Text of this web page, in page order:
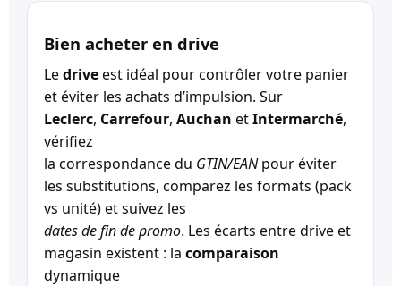
Bien acheter en drive
Ledriveest idéal pour contrôler votre panier
et éviter les achats d’impulsion. Sur
Leclerc, Carrefour, Auchan etIntermarché,
vérifiez
la correspondance du GTIN/EANpour éviter
les substitutions, comparez les formats (pack
vs unité) et suivez les
dates de fin de promo. Les écarts entre drive et
magasin existent : la comparaison
dynamique